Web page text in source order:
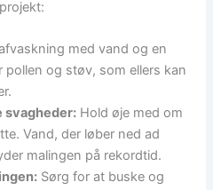
med vand og en
pollen og støv, som ellers kan
svagheder: Hold øje med om
Vand, der løber ned ad
malingen på rekordtid.
Sørg for at buske og